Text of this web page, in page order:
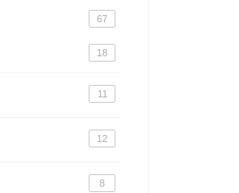
67
18
11
12
8